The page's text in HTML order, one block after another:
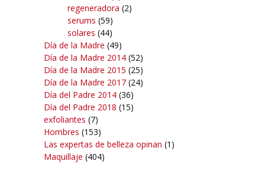
regeneradora (2)
serums (59)
solares (44)
Día de la Madre (49)
Día de la Madre 2014 (52)
Día de la Madre 2015 (25)
Día de la Madre 2017 (24)
Día del Padre 2014 (36)
Día del Padre 2018 (15)
exfoliantes (7)
Hombres (153)
Las expertas de belleza opinan (1)
Maquillaje (404)